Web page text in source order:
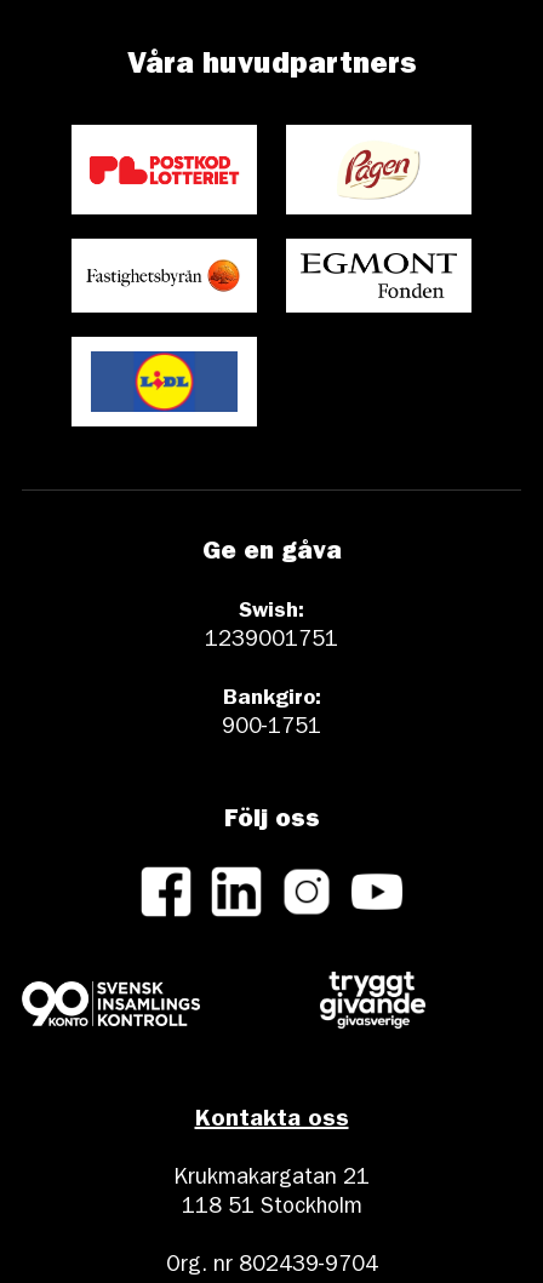
Våra huvudpartners
Kontakta oss
Krukmakargatan 21
118 51 Stockholm
Org. nr 802439-9704
Ge en gåva
Swish:
1239001751
Bankgiro:
900-1751
Följ oss